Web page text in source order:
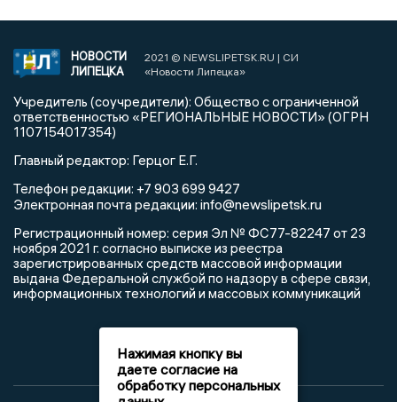
НОВОСТИ
ЛИПЕЦКА
2021 © NEWSLIPETSK.RU | СИ
«Новости Липецка»
Учредитель (соучредители): Общество с ограниченной
ответственностью «РЕГИОНАЛЬНЫЕ НОВОСТИ» (ОГРН
1107154017354)
Главный редактор: Герцог Е.Г.
Телефон редакции: +7 903 699 9427
Электронная почта редакции: info@newslipetsk.ru
Регистрационный номер: серия Эл № ФС77-82247 от 23
ноября 2021 г. согласно выписке из реестра
зарегистрированных средств массовой информации
выдана Федеральной службой по надзору в сфере связи,
информационных технологий и массовых коммуникаций
Нажимая кнопку вы
даете согласие на
обработку персональных